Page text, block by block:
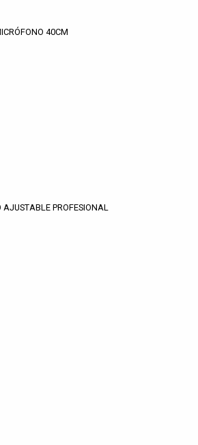
40CM
AJUSTABLE PROFESIONAL